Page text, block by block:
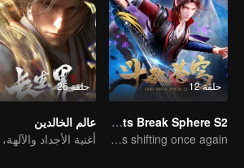
حلقة 12
Fights Break Sphere S2
Xiao Yan come back! Everything is shifting once again ！
حلقة 26
عالم الخالدين